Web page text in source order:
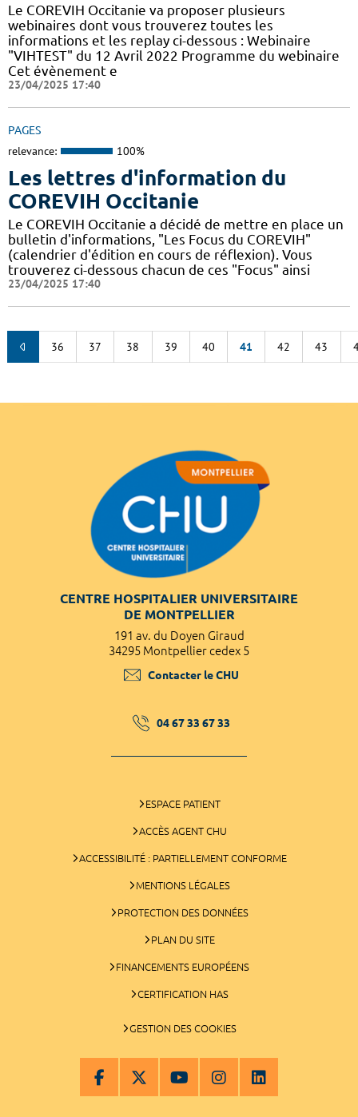
Le COREVIH Occitanie va proposer plusieurs
webinaires dont vous trouverez toutes les
informations et les replay ci-dessous : Webinaire
"VIHTEST" du 12 Avril 2022 Programme du webinaire
Cet évènement e
23/04/2025 17:40
PAGES
relevance: 100%
Les lettres d'information du
COREVIH Occitanie
Le COREVIH Occitanie a décidé de mettre en place un
bulletin d'informations, "Les Focus du COREVIH"
(calendrier d'édition en cours de réflexion). Vous
trouverez ci-dessous chacun de ces "Focus" ainsi
23/04/2025 17:40
36 37 38 39 40 41 42 43
CENTRE HOSPITALIER UNIVERSITAIRE
DE MONTPELLIER
191 av. du Doyen Giraud
34295 Montpellier cedex 5
Contacter le CHU
04 67 33 67 33
ESPACE PATIENT
ACCÈS AGENT CHU
ACCESSIBILITÉ : PARTIELLEMENT CONFORME
MENTIONS LÉGALES
PROTECTION DES DONNÉES
PLAN DU SITE
FINANCEMENTS EUROPÉENS
CERTIFICATION HAS
GESTION DES COOKIES